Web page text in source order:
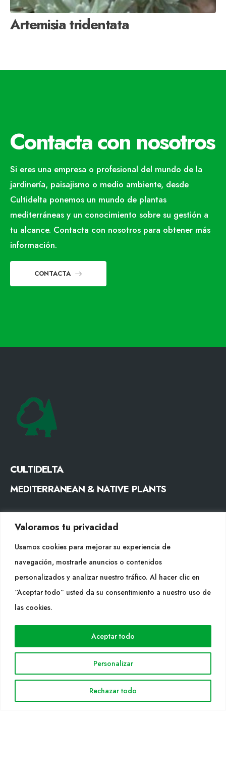
Valoramos tu privacidad
Usamos cookies para mejorar su experiencia de
navegación, mostrarle anuncios o contenidos
personalizados y analizar nuestro tráfico. Al hacer clic en
“Aceptar todo” usted da su consentimiento a nuestro uso de
las cookies.
Personalizar
Rechazar todo
Aceptar todo
Artemisia tridentata
Contacta con nosotros
Si eres una empresa o profesional del mundo de la
jardinería, paisajismo o medio ambiente, desde
Cultidelta ponemos un mundo de plantas
mediterráneas y un conocimiento sobre su gestión a
tu alcance. Contacta con nosotros para obtener más
información.
CONTACTA
CULTIDELTA
MEDITERRANEAN & NATIVE PLANTS
info@cultidelta.com
SÍGUENOS
Áreas de trabajo
Noticias